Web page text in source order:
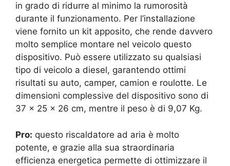
in grado di ridurre al minimo la rumorosità
durante il funzionamento. Per l’installazione
viene fornito un kit apposito, che rende davvero
molto semplice montare nel veicolo questo
dispositivo. Può essere utilizzato su qualsiasi
tipo di veicolo a diesel, garantendo ottimi
risultati su auto, camper, camion e roulotte. Le
dimensioni complessive del dispositivo sono di
37 x 25 x 26 cm, mentre il peso è di 9,07 Kg.
Pro: questo riscaldatore ad aria è molto
potente, e grazie alla sua straordinaria
efficienza energetica permette di ottimizzare il